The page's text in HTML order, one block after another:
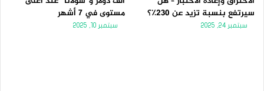
سيرتفع بنسبة تزيد عن 230٪؟
سبتمبر 24, 2025
مستوى في 7 أشهر
سبتمبر 10, 2025